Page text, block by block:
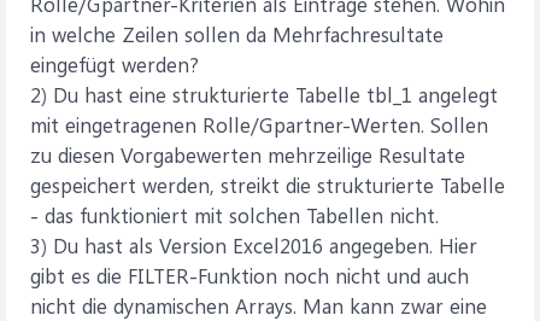
in welche Zeilen sollen da Mehrfachresultate
eingefügt werden?
2) Du hast eine strukturierte Tabelle tbl_1 angelegt
mit eingetragenen Rolle/Gpartner-Werten. Sollen
zu diesen Vorgabewerten mehrzeilige Resultate
gespeichert werden, streikt die strukturierte Tabelle
- das funktioniert mit solchen Tabellen nicht.
3) Du hast als Version Excel2016 angegeben. Hier
gibt es die FILTER-Funktion noch nicht und auch
nicht die dynamischen Arrays. Man kann zwar eine